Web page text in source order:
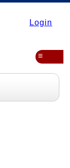
Login
≡